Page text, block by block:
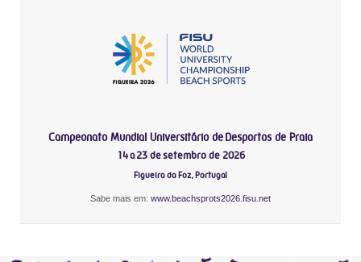
Campeonato Mundial Universitário de Desportos de Praia
14 a 23 de setembro de 2026
Figueira da Foz, Portugal
Sabe mais em: www.beachsprots2026.fisu.net